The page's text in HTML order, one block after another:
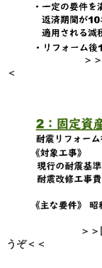
＞
＜
＞
うぞ＜＜